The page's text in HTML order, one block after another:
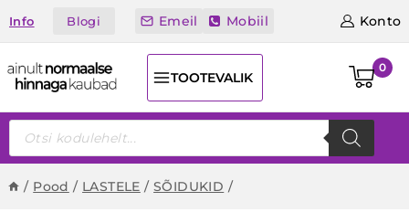
toInfo Blogi Emeil Mobiil Konto
TOOTEVALIK
0
Products
search
/ Pood / LASTELE / SÕIDUKID /